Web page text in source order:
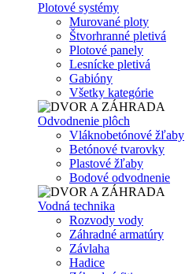
Plotové systémy
Murované ploty
Štvorhranné pletivá
Plotové panely
Lesnícke pletivá
Gabióny
Všetky kategórie
Odvodnenie plôch
Vláknobetónové žľaby
Betónové tvarovky
Plastové žľaby
Bodové odvodnenie
Vodná technika
Rozvody vody
Záhradné armatúry
Závlaha
Hadice